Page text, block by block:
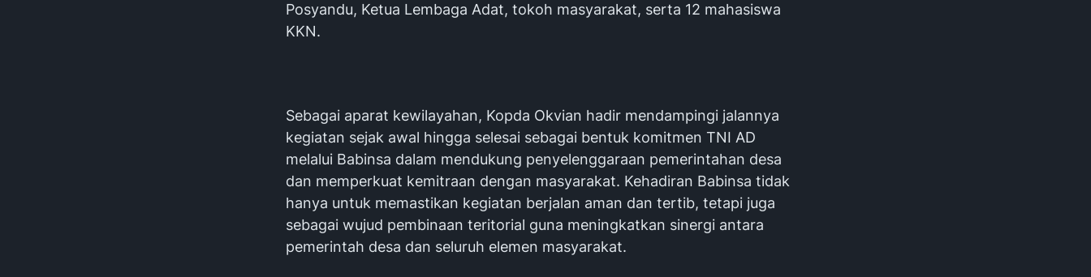
Posyandu, Ketua Lembaga Adat, tokoh masyarakat, serta 12 mahasiswa
KKN.
Sebagai aparat kewilayahan, Kopda Okvian hadir mendampingi jalannya
kegiatan sejak awal hingga selesai sebagai bentuk komitmen TNI AD
melalui Babinsa dalam mendukung penyelenggaraan pemerintahan desa
dan memperkuat kemitraan dengan masyarakat. Kehadiran Babinsa tidak
hanya untuk memastikan kegiatan berjalan aman dan tertib, tetapi juga
sebagai wujud pembinaan teritorial guna meningkatkan sinergi antara
pemerintah desa dan seluruh elemen masyarakat.